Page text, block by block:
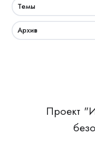
Темы
Архив
Проект